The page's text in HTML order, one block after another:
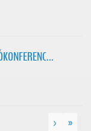
> »